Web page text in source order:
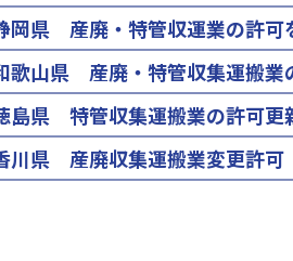
岡県 産廃・特管収運業の許可
歌山県 産廃・特管収集運搬業
島県 特管収集運搬業の許可更
川県 産廃収集運搬業変更許可